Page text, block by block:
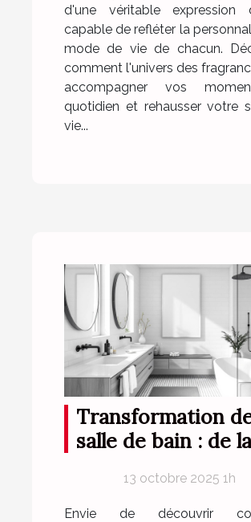
d'une véritable expression
capable de refléter la
mode de vie de chacun.
comment l'univers des
accompagner vos
quotidien et rehausser votre
vie...
Transformation
salle de bain : de la
réalisation
13 octobre 2025 1h
Envie de découvrir